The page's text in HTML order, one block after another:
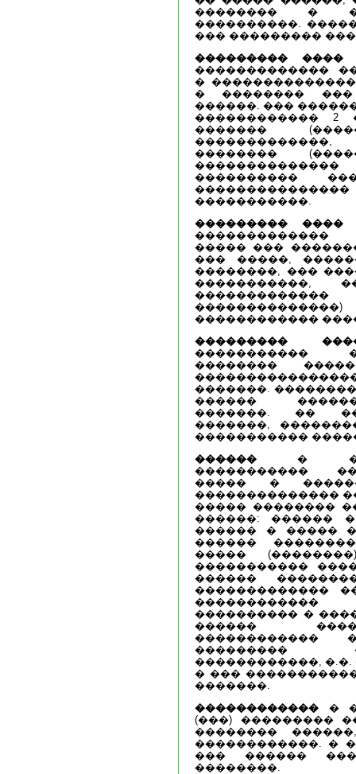
�������� �
����������.
��� ���������
��������� ����
�������������
�
� �������� ���
������. ���
������������
�������
��������
����������
�����������.
��������� ����
����� ���
��� �����,
��������, ���
�����������,
������������
���������
�����������
��������
�������.
������
�������. ��
�������,
�����������
������ �
�����������
����� �
��������������
����� ��������
������: ������
������ � �����
������
�����
�����������
������
�������������
���������� �
������
������������
���������
������������,
� ���
�������.
������������ �
(���) ���������
��������
������������. �
��� ������
��������.